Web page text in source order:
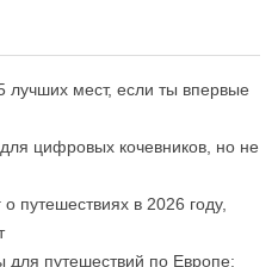
лучших мест, если ты впервые
цифровых кочевников, но не
путешествиях в 2026 году,
путешествий по Европе: